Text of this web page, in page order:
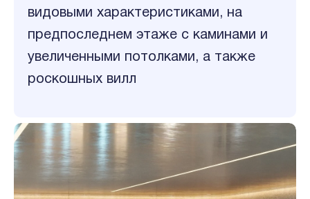
видовыми характеристиками, на
предпоследнем этаже с каминами и
увеличенными потолками, а также
роскошных вилл